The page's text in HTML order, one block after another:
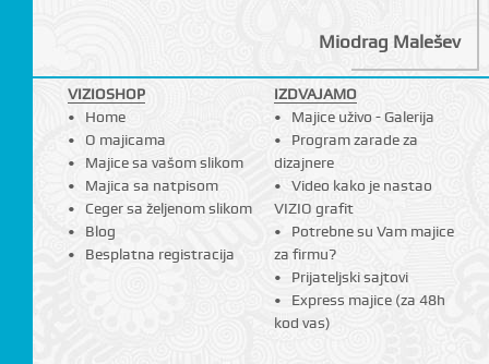
Miodrag Malešev
VIZIOSHOP
Home
O majicama
Majice sa vašom slikom
Majica sa natpisom
Ceger sa željenom slikom
Blog
Besplatna registracija
IZDVAJAMO
Majice uživo - Galerija
Program zarade za
dizajnere
Video kako je nastao
VIZIO grafit
Potrebne su Vam majice
za firmu?
Prijateljski sajtovi
Express majice (za 48h
kod vas)